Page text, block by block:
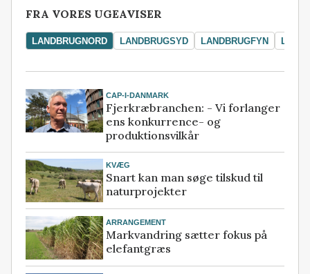
FRA VORES UGEAVISER
LANDBRUGNORD LANDBRUGSYD LANDBRUGFYN
CAP-I-DANMARK
Fjerkræbranchen: - Vi forlanger
ens konkurrence- og
produktionsvilkår
KVÆG
Snart kan man søge tilskud til
naturprojekter
ARRANGEMENT
Markvandring sætter fokus på
elefantgræs